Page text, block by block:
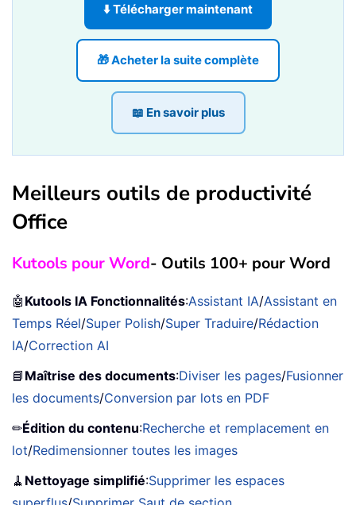
⬇️ Télécharger maintenant
🎁 Acheter la suite complète
📖 En savoir plus
Meilleurs outils de productivité
Office
Kutools pour Word- Outils 100+ pour Word
🤖 Kutools IA Fonctionnalités:Assistant IA/Assistant en
Temps Réel/Super Polish/Super Traduire/Rédaction
IA/Correction AI
📘 Maîtrise des documents:Diviser les pages/Fusionner
les documents/Conversion par lots en PDF
✏Édition du contenu:Recherche et remplacement en
lot/Redimensionner toutes les images
🧹 Nettoyage simplifié:Supprimer les espaces